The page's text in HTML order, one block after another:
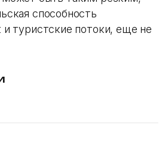
способность
и туристские потоки, еще не